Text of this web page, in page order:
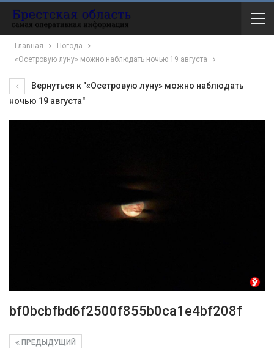
Главная
Погода
«Осетровую луну» можно наблюдать ночью 19 августа
Вернуться к "«Осетровую луну» можно наблюдать
ночью 19 августа"
bf0bcbfbd6f2500f855b0ca1e4bf208f
ПРЕДЫДУЩИЙ